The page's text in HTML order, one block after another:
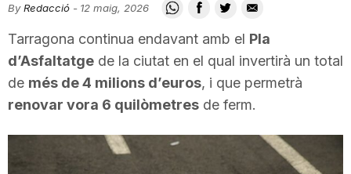
i
u
t
By Redacció - 12 maig, 2026
Tarragona continua endavant amb el Pla
d’Asfaltatge de la ciutat en el qual invertirà un total
de més de 4 milions d’euros, i que permetrà
renovar vora 6 quilòmetres de ferm.